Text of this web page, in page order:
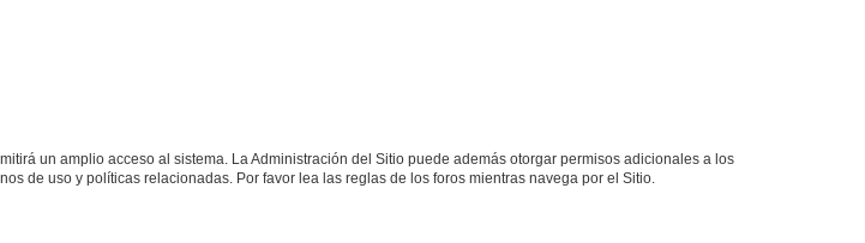
un amplio acceso al sistema. La Administración del Sitio puede además otorgar permisos adicionales a los
de uso y políticas relacionadas. Por favor lea las reglas de los foros mientras navega por el Sitio.